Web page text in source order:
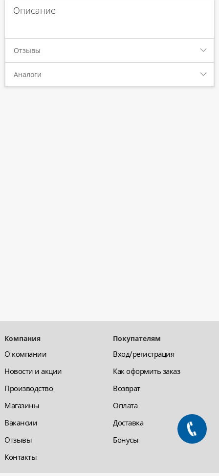
Описание
Отзывы
Аналоги
Компания
О компании
Новости и акции
Производство
Магазины
Вакансии
Отзывы
Контакты
Покупателям
Вход/регистрация
Как оформить заказ
Возврат
Оплата
Доставка
Бонусы